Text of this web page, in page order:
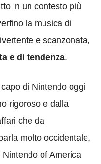
in un contesto più
la musica di
e scanzonata,
e di tendenza.
di Nintendo oggi
rigoroso e dalla
che da
molto occidentale,
of America